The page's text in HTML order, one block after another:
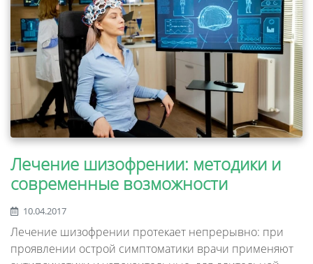
Лечение шизофрении: методики и
современные возможности
10.04.2017
Лечение шизофрении протекает непрерывно: при
проявлении острой симптоматики врачи применяют